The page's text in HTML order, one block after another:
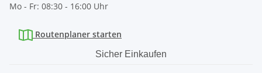
Mo - Fr: 08:30 - 16:00 Uhr
Routenplaner starten
Sicher Einkaufen